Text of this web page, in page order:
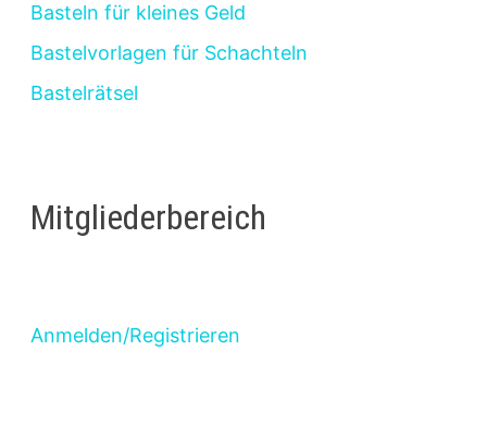
Basteln für kleines Geld
Bastelvorlagen für Schachteln
Bastelrätsel
Mitgliederbereich
Anmelden/Registrieren